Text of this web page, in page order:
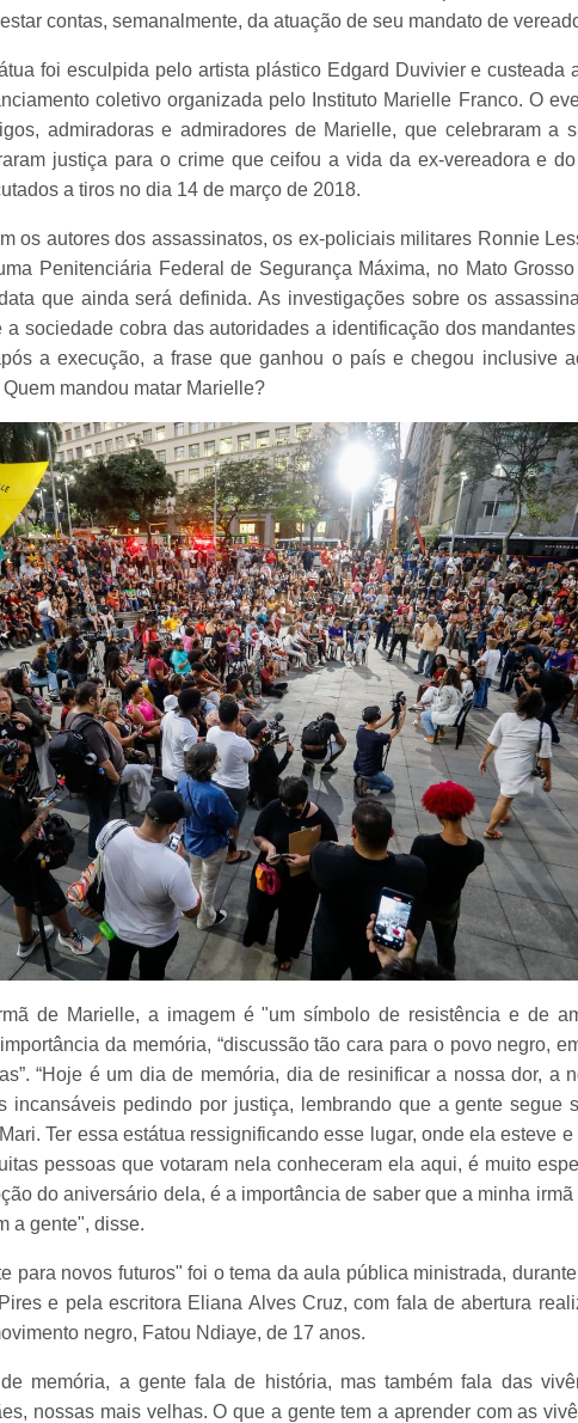
contas, semanalmente, da atuação de seu mandato de
foi esculpida pelo artista plástico Edgard Duvivier e custeada
coletivo organizada pelo Instituto Marielle Franco. O
admiradoras e admiradores de Marielle, que celebraram a
justiça para o crime que ceifou a vida da ex-vereadora e do
a tiros no dia 14 de março de 2018.
os autores dos assassinatos, os ex-policiais militares Ronnie
Penitenciária Federal de Segurança Máxima, no Mato
que ainda será definida. As investigações sobre os
a sociedade cobra das autoridades a identificação dos
a execução, a frase que ganhou o país e chegou inclusive
mandou matar Marielle?
de Marielle, a imagem é "um símbolo de resistência e de
da memória, “discussão tão cara para o povo negro,
“Hoje é um dia de memória, dia de resinificar a nossa dor, a
incansáveis pedindo por justiça, lembrando que a gente segue
Ter essa estátua ressignificando esse lugar, onde ela esteve e
pessoas que votaram nela conheceram ela aqui, é muito
do aniversário dela, é a importância de saber que a minha irmã
a gente", disse.
para novos futuros" foi o tema da aula pública ministrada,
e pela escritora Eliana Alves Cruz, com fala de abertura
negro, Fatou Ndiaye, de 17 anos.
memória, a gente fala de história, mas também fala das
nossas mais velhas. O que a gente tem a aprender com as